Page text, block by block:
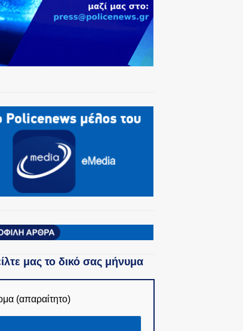
μας το δικό σας μήνυμα
(απαραίτητο)